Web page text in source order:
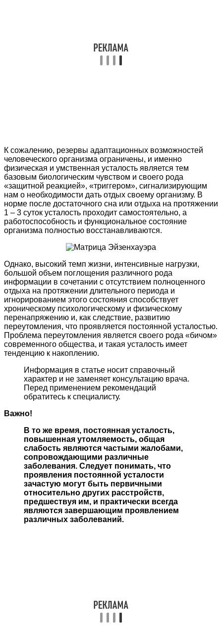
К сожалению, резервы адаптационных возможностей
человеческого организма ограничены, и именно
физическая и умственная усталость является тем
базовым биологическим чувством и своего рода
«защитной реакцией», «триггером», сигнализирующим
нам о необходимости дать отдых своему организму. В
норме после достаточного сна или отдыха на протяжении
1 – 3 суток усталость проходит самостоятельно, а
работоспособность и функциональное состояние
организма полностью восстанавливаются.
Однако, высокий темп жизни, интенсивные нагрузки,
большой объем поглощения различного рода
информации в сочетании с отсутствием полноценного
отдыха на протяжении длительного периода и
игнорированием этого состояния способствует
хроническому психологическому и физическому
перенапряжению и, как следствие, развитию
переутомления, что проявляется постоянной усталостью.
Проблема переутомления является своего рода «бичом»
современного общества, и такая усталость имеет
тенденцию к накоплению.
Информация в статье носит справочный
характер и не заменяет консультацию врача.
Перед применением рекомендаций
обратитесь к специалисту.
Важно!
В то же время, постоянная усталость,
повышенная утомляемость, общая
слабость являются частыми жалобами,
сопровождающими различные
заболевания. Следует понимать, что
проявления постоянной усталости
зачастую могут быть первичными
относительно других расстройств,
предшествуя им, и практически всегда
являются завершающим проявлением
различных заболеваний.